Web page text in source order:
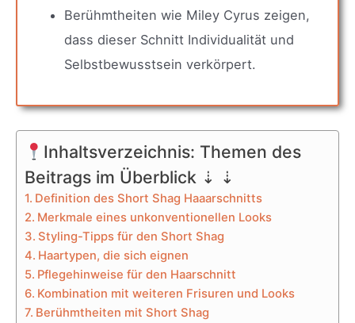
Berühmtheiten wie Miley Cyrus zeigen,
dass dieser Schnitt Individualität und
Selbstbewusstsein verkörpert.
Inhaltsverzeichnis: Themen des
Beitrags im Überblick ⇣ ⇣
Definition des Short Shag Haaarschnitts
Merkmale eines unkonventionellen Looks
Styling-Tipps für den Short Shag
Haartypen, die sich eignen
Pflegehinweise für den Haarschnitt
Kombination mit weiteren Frisuren und Looks
Berühmtheiten mit Short Shag